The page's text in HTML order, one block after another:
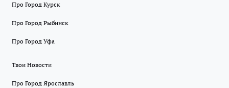
Про Город Курск
Про Город Рыбинск
Про Город Уфа
Твои Новости
Про Город Ярославль